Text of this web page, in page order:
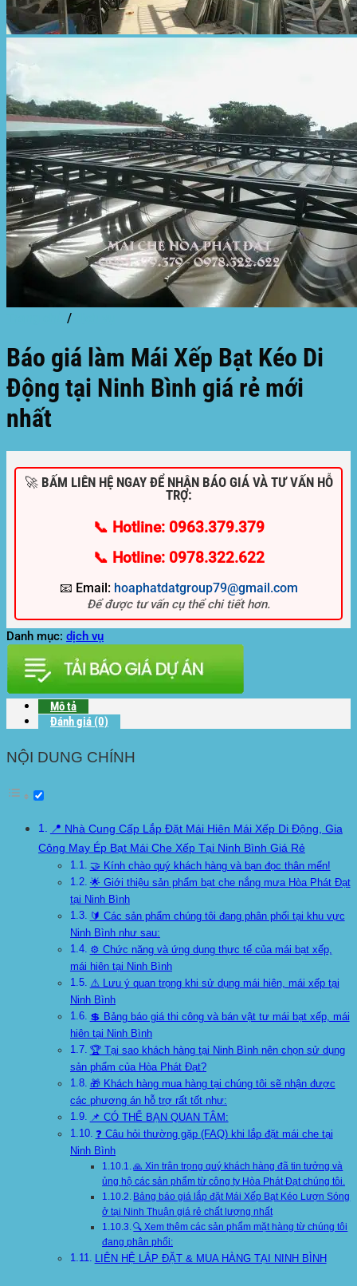
/
Báo giá làm Mái Xếp Bạt Kéo Di
Động tại Ninh Bình giá rẻ mới
nhất
🚀 BẤM LIÊN HỆ NGAY ĐỂ NHẬN BÁO GIÁ VÀ TƯ VẤN HỖ
TRỢ:
📞 Hotline: 0963.379.379
📞 Hotline: 0978.322.622
📧 Email: hoaphatdatgroup79@gmail.com
Để được tư vấn cụ thể chi tiết hơn.
Danh mục: dịch vụ
Mô tả
Đánh giá (0)
NỘI DUNG CHÍNH
📍 Nhà Cung Cấp Lắp Đặt Mái Hiên Mái Xếp Di Động, Gia
Công May Ép Bạt Mái Che Xếp Tại Ninh Bình Giá Rẻ
🤝 Kính chào quý khách hàng và bạn đọc thân mến!
🌟 Giới thiệu sản phẩm bạt che nắng mưa Hòa Phát Đạt
tại Ninh Bình
🔰 Các sản phẩm chúng tôi đang phân phối tại khu vực
Ninh Bình như sau:
⚙️ Chức năng và ứng dụng thực tế của mái bạt xếp,
mái hiên tại Ninh Bình
⚠️ Lưu ý quan trọng khi sử dụng mái hiên, mái xếp tại
Ninh Bình
💲 Bảng báo giá thi công và bán vật tư mái bạt xếp, mái
hiên tại Ninh Bình
🏆 Tại sao khách hàng tại Ninh Bình nên chọn sử dụng
sản phẩm của Hòa Phát Đạt?
🎁 Khách hàng mua hàng tại chúng tôi sẽ nhận được
các phương án hỗ trợ rất tốt như:
📌 CÓ THỂ BẠN QUAN TÂM:
❓ Câu hỏi thường gặp (FAQ) khi lắp đặt mái che tại
Ninh Bình
🙏 Xin trân trọng quý khách hàng đã tin tưởng và
ủng hộ các sản phẩm từ công ty Hòa Phát Đạt chúng tôi.
Bảng báo giá lắp đặt Mái Xếp Bạt Kéo Lượn Sóng
ở tại Ninh Thuận giá rẻ chất lượng nhất
🔍 Xem thêm các sản phẩm mặt hàng từ chúng tôi
đang phân phối:
LIÊN HỆ LẮP ĐẶT & MUA HÀNG TẠI NINH BÌNH